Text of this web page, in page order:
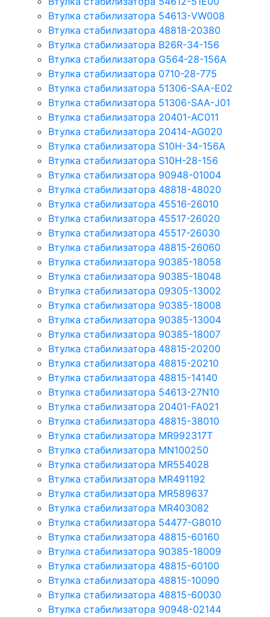
Втулка стабилизатора 54613-VW008
Втулка стабилизатора 48818-20380
Втулка стабилизатора B26R-34-156
Втулка стабилизатора G564-28-156A
Втулка стабилизатора 0710-28-775
Втулка стабилизатора 51306-SAA-E02
Втулка стабилизатора 51306-SAA-J01
Втулка стабилизатора 20401-AC011
Втулка стабилизатора 20414-AG020
Втулка стабилизатора S10H-34-156A
Втулка стабилизатора S10H-28-156
Втулка стабилизатора 90948-01004
Втулка стабилизатора 48818-48020
Втулка стабилизатора 45516-26010
Втулка стабилизатора 45517-26020
Втулка стабилизатора 45517-26030
Втулка стабилизатора 48815-26060
Втулка стабилизатора 90385-18058
Втулка стабилизатора 90385-18048
Втулка стабилизатора 09305-13002
Втулка стабилизатора 90385-18008
Втулка стабилизатора 90385-13004
Втулка стабилизатора 90385-18007
Втулка стабилизатора 48815-20200
Втулка стабилизатора 48815-20210
Втулка стабилизатора 48815-14140
Втулка стабилизатора 54613-27N10
Втулка стабилизатора 20401-FA021
Втулка стабилизатора 48815-38010
Втулка стабилизатора MR992317T
Втулка стабилизатора MN100250
Втулка стабилизатора MR554028
Втулка стабилизатора MR491192
Втулка стабилизатора MR589637
Втулка стабилизатора MR403082
Втулка стабилизатора 54477-G8010
Втулка стабилизатора 48815-60160
Втулка стабилизатора 90385-18009
Втулка стабилизатора 48815-60100
Втулка стабилизатора 48815-10090
Втулка стабилизатора 48815-60030
Втулка стабилизатора 90948-02144